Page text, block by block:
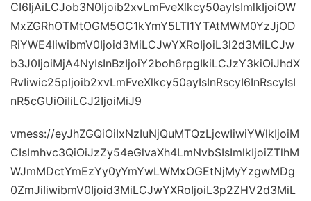
CI6IjAiLCJob3N0Ijoib2xvLmFveXlkcy50ayIsImlkIjoiOW
MxZGRhOTMtOGM5OC1kYmY5LTI1YTAtMWM0YzJjOD
RiYWE4IiwibmV0Ijoid3MiLCJwYXRoIjoiL3l2d3MiLCJw
b3J0IjoiMjA4NyIsInBzIjoiY2boh6rpgIkiLCJzY3kiOiJhdX
RvIiwic25pIjoib2xvLmFveXlkcy50ayIsInRscyI6InRscyIsI
nR5cGUiOiIiLCJ2IjoiMiJ9
vmess://eyJhZGQiOiIxNzIuNjQuMTQzLjcwIiwiYWlkIjoiM
CIsImhvc3QiOiJzZy54eGlvaXh4LmNvbSIsImlkIjoiZTlhM
WJmMDctYmEzYy0yYmYwLWMxOGEtNjMyYzgwMDg
0ZmJiIiwibmV0Ijoid3MiLCJwYXRoIjoiL3p2ZHV2d3MiL